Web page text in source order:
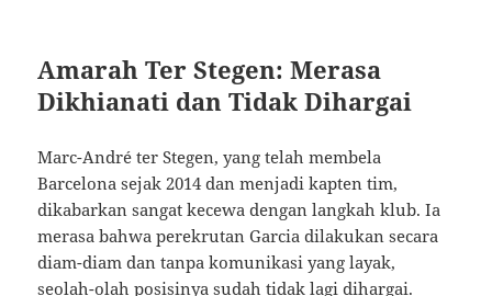
Amarah Ter Stegen: Merasa
Dikhianati dan Tidak Dihargai
Marc-André ter Stegen, yang telah membela
Barcelona sejak 2014 dan menjadi kapten tim,
dikabarkan sangat kecewa dengan langkah klub. Ia
merasa bahwa perekrutan Garcia dilakukan secara
diam-diam dan tanpa komunikasi yang layak,
seolah-olah posisinya sudah tidak lagi dihargai.